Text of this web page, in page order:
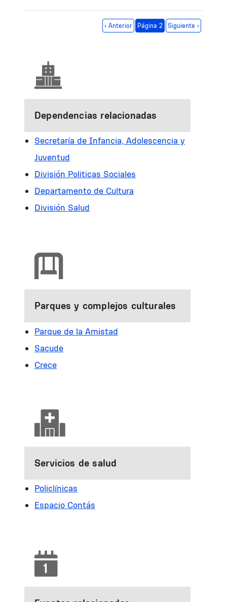
Página anterior
‹ Anterior Página 2 Siguiente página
Siguiente ›
Dependencias relacionadas
Secretaría de Infancia, Adolescencia y
Juventud
División Politicas Sociales
Departamento de Cultura
División Salud
Parques y complejos culturales
Parque de la Amistad
Sacude
Crece
Servicios de salud
Policlínicas
Espacio Contás